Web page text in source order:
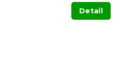
Detail